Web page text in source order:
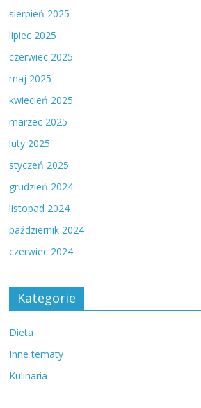
sierpień 2025
lipiec 2025
czerwiec 2025
maj 2025
kwiecień 2025
marzec 2025
luty 2025
styczeń 2025
grudzień 2024
listopad 2024
październik 2024
czerwiec 2024
Kategorie
Dieta
Inne tematy
Kulinaria